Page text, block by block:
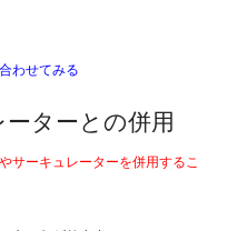
わせてみる
ターとの併用
サーキュレーターを併用するこ